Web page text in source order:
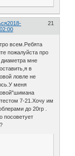
21
2018-
всем.Ребята
пожалуйста про
диаметра мне
в
ловле не
меня
7-21.Хочу им
до 20гр .
посоветует